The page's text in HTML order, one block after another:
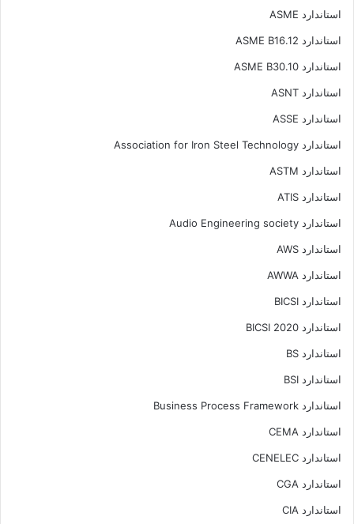
استاندارد ASME
استاندارد ASME B16.12
استاندارد ASME B30.10
استاندارد ASNT
استاندارد ASSE
استاندارد Association for Iron Steel Technology
استاندارد ASTM
استاندارد ATIS
استاندارد Audio Engineering society
استاندارد AWS
استاندارد AWWA
استاندارد BICSI
استاندارد BICSI 2020
استاندارد BS
استاندارد BSI
استاندارد Business Process Framework
استاندارد CEMA
استاندارد CENELEC
استاندارد CGA
استاندارد CIA